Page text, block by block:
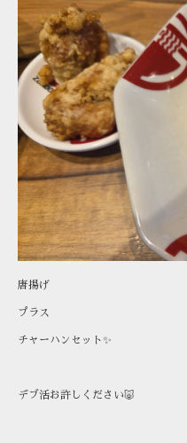
唐揚げ
プラス
チャーハンセット✨️
デブ活お許しください🐷